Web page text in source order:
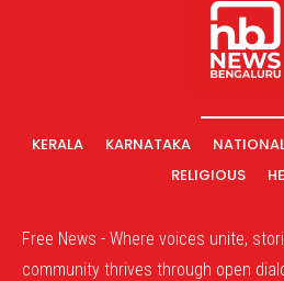
KERALA KARNATAKA
RELIGIOUS
Free News - Where voices unite,
community thrives through open